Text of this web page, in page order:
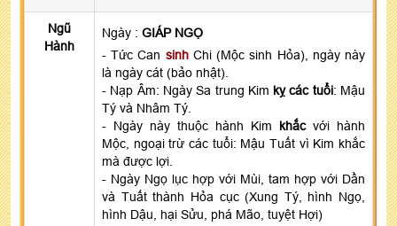
Ngũ
Hành
Ngày : GIÁP NGỌ
- Tức Can sinhChi (Mộc sinh Hỏa), ngày này
là ngày cát (bảo nhật).
- Nạp Âm: Ngày Sa trung Kim kỵ các tuổi: Mậu
Tý và Nhâm Tý.
- Ngày này thuộc hành Kim khắcvới hành
Mộc, ngoại trừ các tuổi: Mậu Tuất vì Kim khắc
mà được lợi.
- Ngày Ngọ lục hợp với Mùi, tam hợp với Dần
và Tuất thành Hỏa cục (Xung Tý, hình Ngọ,
hình Dậu, hại Sửu, phá Mão, tuyệt Hợi)